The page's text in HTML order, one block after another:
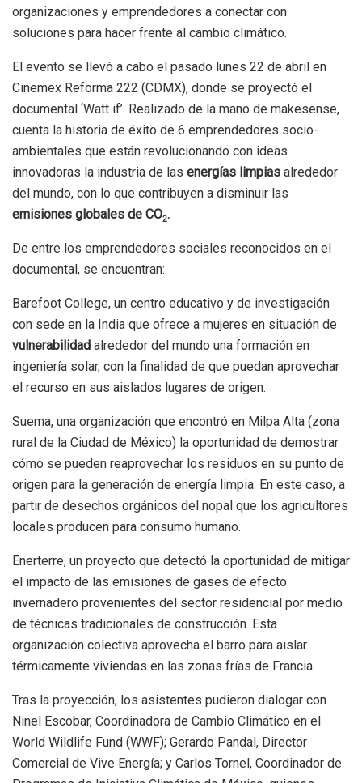
organizaciones y emprendedores a conectar con
soluciones para hacer frente al cambio climático.
El evento se llevó a cabo el pasado lunes 22 de abril en
Cinemex Reforma 222 (CDMX), donde se proyectó el
documental ‘Watt if’. Realizado de la mano de makesense,
cuenta la historia de éxito de 6 emprendedores socio-
ambientales que están revolucionando con ideas
innovadoras la industria de las energías limpias alrededor
del mundo, con lo que contribuyen a disminuir las
emisiones globales de CO2.
De entre los emprendedores sociales reconocidos en el
documental, se encuentran:
Barefoot College, un centro educativo y de investigación
con sede en la India que ofrece a mujeres en situación de
vulnerabilidad alrededor del mundo una formación en
ingeniería solar, con la finalidad de que puedan aprovechar
el recurso en sus aislados lugares de origen.
Suema, una organización que encontró en Milpa Alta (zona
rural de la Ciudad de México) la oportunidad de demostrar
cómo se pueden reaprovechar los residuos en su punto de
origen para la generación de energía limpia. En este caso, a
partir de desechos orgánicos del nopal que los agricultores
locales producen para consumo humano.
Enerterre, un proyecto que detectó la oportunidad de mitigar
el impacto de las emisiones de gases de efecto
invernadero provenientes del sector residencial por medio
de técnicas tradicionales de construcción. Esta
organización colectiva aprovecha el barro para aislar
térmicamente viviendas en las zonas frías de Francia.
Tras la proyección, los asistentes pudieron dialogar con
Ninel Escobar, Coordinadora de Cambio Climático en el
World Wildlife Fund (WWF); Gerardo Pandal, Director
Comercial de Vive Energía; y Carlos Tornel, Coordinador de